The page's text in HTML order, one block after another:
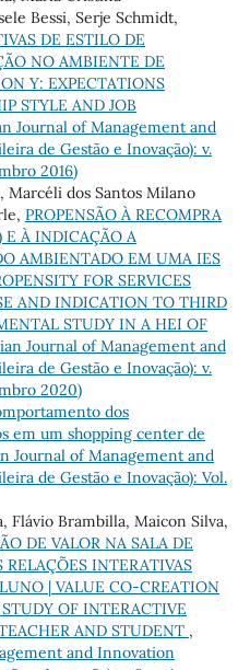
Bessi, Serje Schmidt,
DE ESTILO DE
NO AMBIENTE DE
Y: EXPECTATIONS
STYLE AND JOB
Journal of Management and
de Gestão e Inovação): v.
2016)
dos Santos Milano
PROPENSÃO À RECOMPRA
E À INDICAÇÃO A
AMBIENTADO EM UMA IES
FOR SERVICES
AND INDICATION TO THIRD
STUDY IN A HEI OF
Journal of Management and
de Gestão e Inovação): v.
2020)
dos
em um shopping center de
Journal of Management and
de Gestão e Inovação): Vol.
Flávio Brambilla, Maicon Silva,
DE VALOR NA SALA DE
INTERATIVAS
| VALUE CO-CREATION
OF INTERACTIVE
AND STUDENT ,
and Innovation